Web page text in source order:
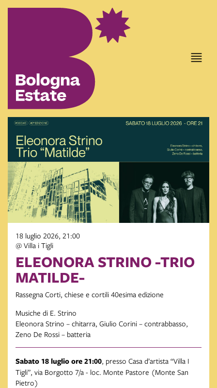
18 luglio 2026, 21:00
@ Villa i Tigli
ELEONORA STRINO -TRIO
MATILDE-
Rassegna Corti, chiese e cortili 40esima edizione
Musiche di E. Strino
Eleonora Strino – chitarra, Giulio Corini – contrabbasso,
Zeno De Rossi – batteria
Sabato 18 luglio ore 21:00, presso Casa d’artista “Villa I
Tigli”, via Borgotto 7/a - loc. Monte Pastore (Monte San
Pietro)